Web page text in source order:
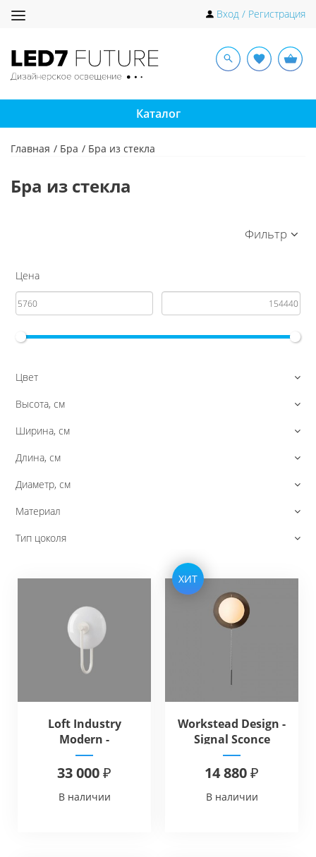
Toggle
Вход / Регистрация
Каталог
Главная Бра Бра из стекла
Бра из стекла
Фильтр
Цена
Цвет
Высота, см
Ширина, см
Длина, см
Диаметр, см
Материал
Тип цоколя
Loft Industry
Modern -
Crescendela Wall
33 000 ₽
В наличии
ХИТ
Workstead Design -
Signal Sconce
14 880 ₽
В наличии